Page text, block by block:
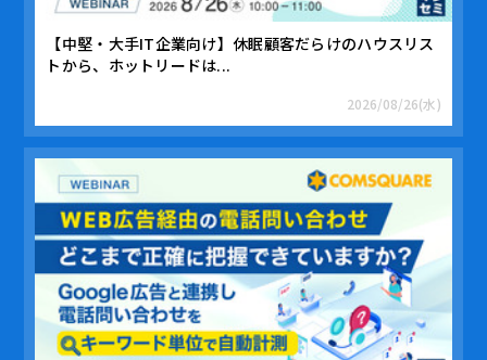
【中堅・大手IT企業向け】休眠顧客だらけのハウスリス
トから、ホットリードは...
2026/08/26(水)